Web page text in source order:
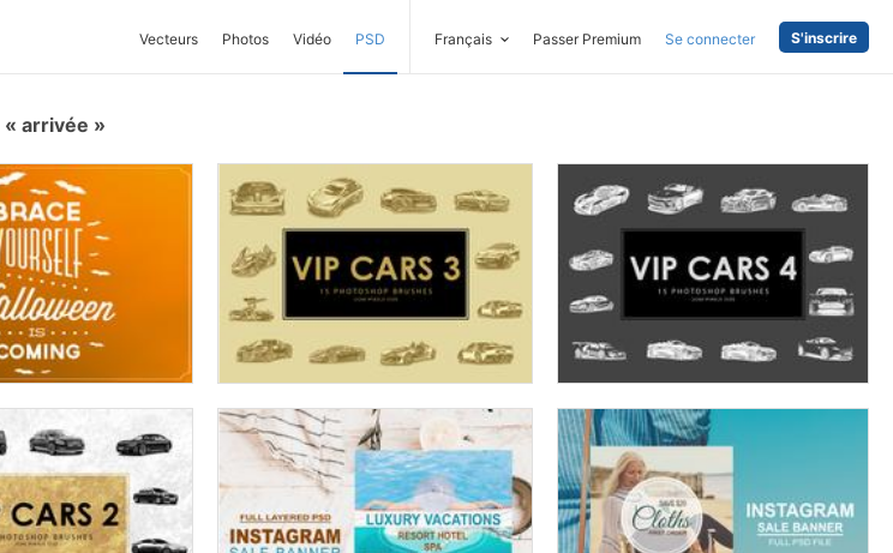
Vecteurs Photos Vidéo PSD Français Passer Premium Se connecter S'inscrire
arrivée